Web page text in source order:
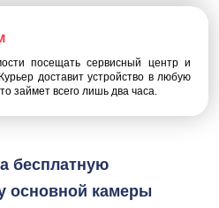
посещать сервисный центр и
доставит устройство в любую
займет всего лишь два часа.
бесплатную
основной камеры